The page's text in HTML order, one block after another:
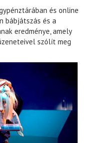
és online
bábjátszás és a
eredménye, amely
szólít meg